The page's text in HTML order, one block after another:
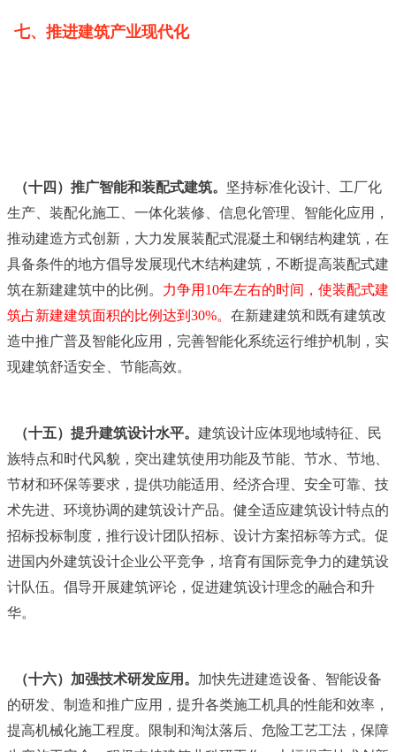
七、推进建筑产业现代化
（十四）推广智能和装配式建筑。 坚持标准化设计、工厂化
生产、装配化施工、一体化装修、信息化管理、智能化应用，
推动建造方式创新，大力发展装配式混凝土和钢结构建筑，在
具备条件的地方倡导发展现代木结构建筑，不断提高装配式建
筑在新建建筑中的比例。 力争用10年左右的时间，使装配式建
筑占新建建筑面积的比例达到30%。 在新建建筑和既有建筑改
造中推广普及智能化应用，完善智能化系统运行维护机制，实
现建筑舒适安全、节能高效。
（十五）提升建筑设计水平。 建筑设计应体现地域特征、民
族特点和时代风貌，突出建筑使用功能及节能、节水、节地、
节材和环保等要求，提供功能适用、经济合理、安全可靠、技
术先进、环境协调的建筑设计产品。健全适应建筑设计特点的
招标投标制度，推行设计团队招标、设计方案招标等方式。促
进国内外建筑设计企业公平竞争，培育有国际竞争力的建筑设
计队伍。倡导开展建筑评论，促进建筑设计理念的融合和升
华。
（十六）加强技术研发应用。 加快先进建造设备、智能设备
的研发、制造和推广应用，提升各类施工机具的性能和效率，
提高机械化施工程度。限制和淘汰落后、危险工艺工法，保障